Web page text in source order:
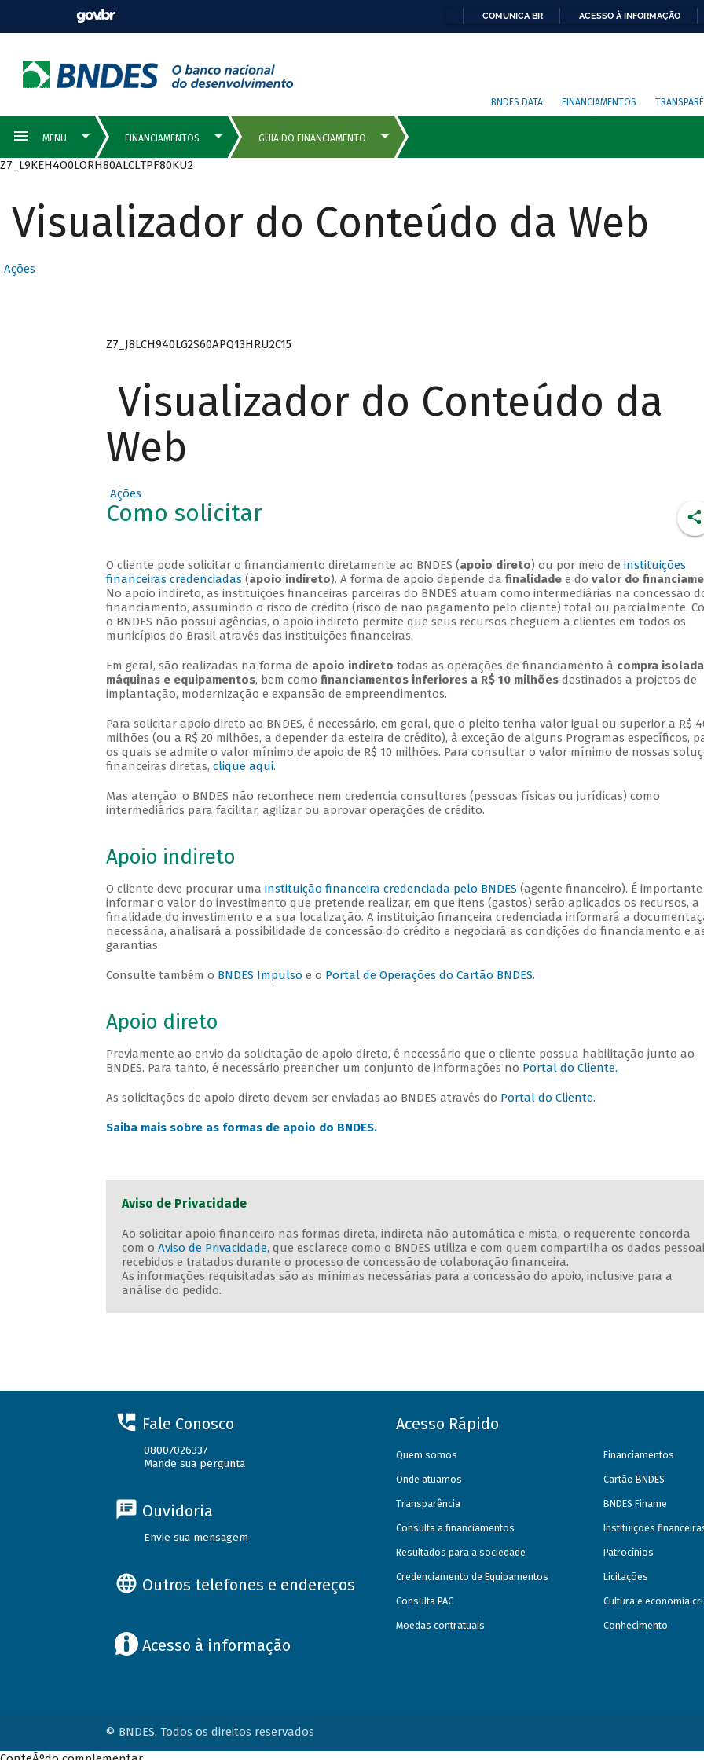
COMUNICA BR ACESSO À INFORMAÇÃO
BNDES DATA FINANCIAMENTOS
Z7_L9KEH4O0LORH80ALCLTPF80KU2
Visualizador do Conteúdo da Web
Ações
Z7_J8LCH940LG2S60APQ13HRU2C15
Visualizador do Conteúdo da
Web
Ações
Como solicitar
O cliente pode solicitar o financiamento diretamente ao BNDES (apoio direto) ou por meio de instituições
financeiras credenciadas (apoio indireto). A forma de apoio depende da finalidadee do valor do
No apoio indireto, as instituições financeiras parceiras do BNDES atuam como intermediárias na concessão
financiamento, assumindo o risco de crédito (risco de não pagamento pelo cliente) total ou parcialmente.
o BNDES não possui agências, o apoio indireto permite que seus recursos cheguem a clientes em todos os
municípios do Brasil através das instituições financeiras.
Em geral, são realizadas na forma de apoio indireto todas as operações de financiamento à compra
máquinas e equipamentos, bem como financiamentos inferiores a R$ 10 milhõesdestinados a projetos de
implantação, modernização e expansão de empreendimentos.
Para solicitar apoio direto ao BNDES, é necessário, em geral, que o pleito tenha valor igual ou superior a R$
milhões (ou a R$ 20 milhões, a depender da esteira de crédito), à exceção de alguns Programas específicos,
os quais se admite o valor mínimo de apoio de R$ 10 milhões. Para consultar o valor mínimo de nossas
financeiras diretas, clique aqui.
Mas atenção: o BNDES não reconhece nem credencia consultores (pessoas físicas ou jurídicas) como
intermediários para facilitar, agilizar ou aprovar operações de crédito.
Apoio indireto
O cliente deve procurar uma instituição financeira credenciada pelo BNDES (agente financeiro). É importante
informar o valor do investimento que pretende realizar, em que itens (gastos) serão aplicados os recursos, a
finalidade do investimento e a sua localização. A instituição financeira credenciada informará a
necessária, analisará a possibilidade de concessão do crédito e negociará as condições do financiamento e
garantias.
Consulte também o BNDES Impulso e o Portal de Operações do Cartão BNDES.
Apoio direto
Previamente ao envio da solicitação de apoio direto, é necessário que o cliente possua habilitação junto ao
BNDES. Para tanto, é necessário preencher um conjunto de informações no Portal do Cliente.
As solicitações de apoio direto devem ser enviadas ao BNDES através do Portal do Cliente.
Saiba mais sobre as formas de apoio do BNDES.
Aviso de Privacidade
Ao solicitar apoio financeiro nas formas direta, indireta não automática e mista, o requerente concorda
com o Aviso de Privacidade, que esclarece como o BNDES utiliza e com quem compartilha os dados
recebidos e tratados durante o processo de concessão de colaboração financeira.
As informações requisitadas são as mínimas necessárias para a concessão do apoio, inclusive para a
análise do pedido.
Fale Conosco
08007026337
Mande sua pergunta
Ouvidoria
Envie sua mensagem
Outros telefones e endereços
Acesso à informação
Acesso Rápido
Quem somos
Onde atuamos
Transparência
Consulta a financiamentos
Resultados para a sociedade
Credenciamento de Equipamentos
Consulta PAC
Moedas contratuais
Financiamentos
Cartão BNDES
BNDES Finame
Instituições
Patrocínios
Licitações
Cultura e economia
Conhecimento
© BNDES. Todos os direitos reservados